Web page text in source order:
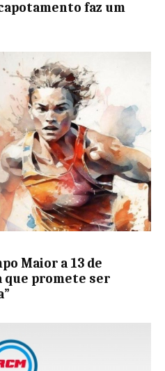
faz um
Maior a 13 de
que promete ser